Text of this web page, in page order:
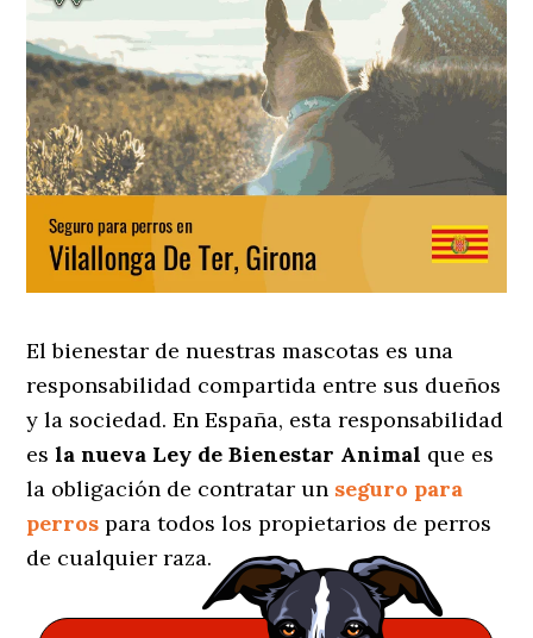
El bienestar de nuestras mascotas es una
responsabilidad compartida entre sus dueños
y la sociedad. En España, esta responsabilidad
esla nueva Ley de Bienestar Animal que es
la obligación de contratar un seguro para
perros para todos los propietarios de perros
de cualquier raza.